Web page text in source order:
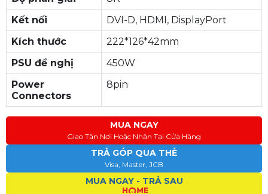
Kết nối
DVI-D, HDMI, DisplayPort
Kích thước
222*126*42mm
PSU đề nghị
450W
Power
Connectors
8pin
MUA NGAY
Giao Tận Nơi Hoặc Nhận Tại Cửa Hàng
TRẢ GÓP QUA THẺ
Visa, Master, JCB
MUA NGAY - TRẢ SAU